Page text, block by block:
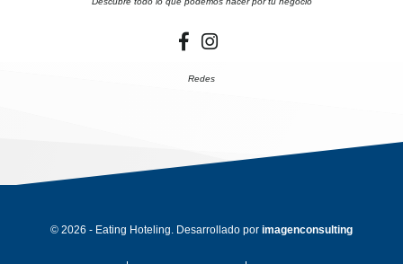
Redes
© 2026 - Eating Hoteling. Desarrollado por imagenconsulting